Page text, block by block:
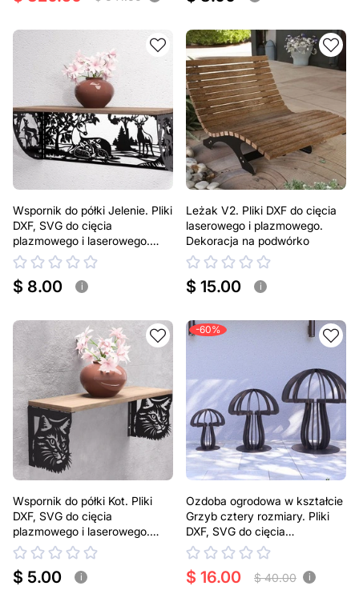
Wspornik do półki Jelenie. Pliki
DXF, SVG do cięcia
plazmowego i laserowego.
Uchwyt do półki
$ 8.00 i
Leżak V2. Pliki DXF do cięcia
laserowego i plazmowego.
Dekoracja na podwórko
$ 15.00 i
Wspornik do półki Kot. Pliki
DXF, SVG do cięcia
plazmowego i laserowego.
Uchwyt do półki
$ 5.00 i
-60%
Ozdoba ogrodowa w kształcie
Grzyb cztery rozmiary. Pliki
DXF, SVG do cięcia
plazmowego i laserowego.
Dekoracja na podwórko
$ 16.00 $ 40.00 i